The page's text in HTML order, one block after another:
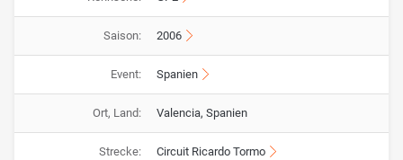
Saison: 2006
Event: Spanien
Ort, Land: Valencia, Spanien
Strecke: Circuit Ricardo Tormo